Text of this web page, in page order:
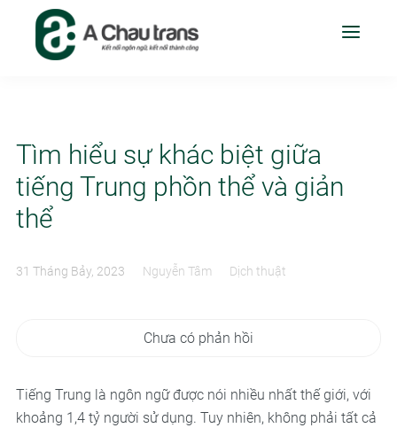
Tìm hiểu sự khác biệt giữa
tiếng Trung phồn thể và giản
thể
31 Tháng Bảy, 2023 Nguyễn Tâm Dịch thuật
Chưa có phản hồi
Tiếng Trung là ngôn ngữ được nói nhiều nhất thế giới, với
khoảng 1,4 tỷ người sử dụng. Tuy nhiên, không phải tất cả